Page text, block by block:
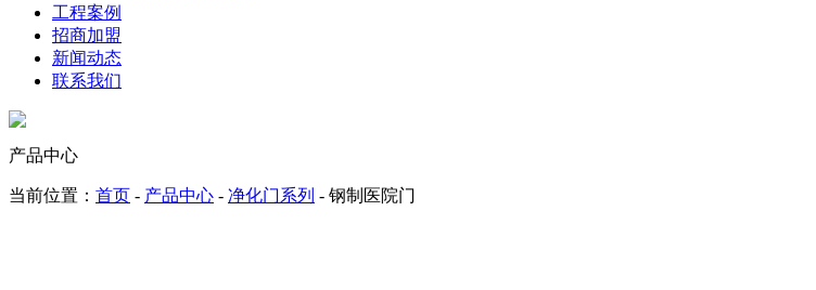
工程案例
招商加盟
新闻动态
联系我们
产品中心
当前位置： 首页 - 产品中心 - 净化门系列 - 钢制医院门